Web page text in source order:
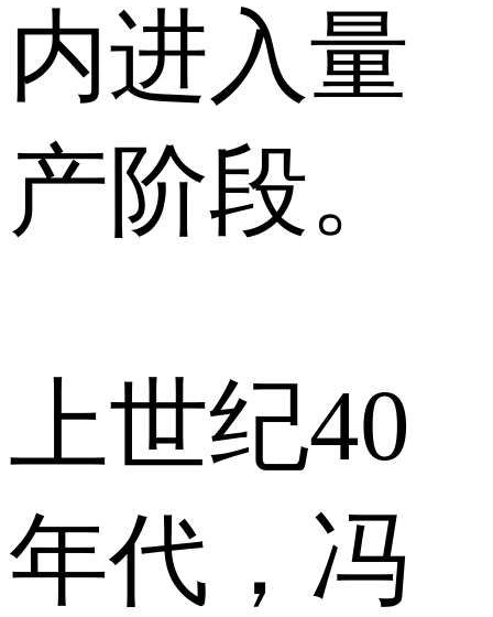
内进入量
产阶段。
上世纪40
年代，冯